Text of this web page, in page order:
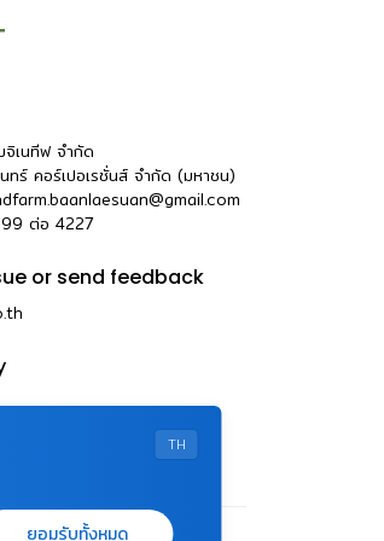
จิเนทีฟ จำกัด
ทร์ คอร์เปอเรชั่นส์ จำกัด (มหาชน)
ต่อ 4227
or send feedback
TH
ยอมรับทั้งหมด